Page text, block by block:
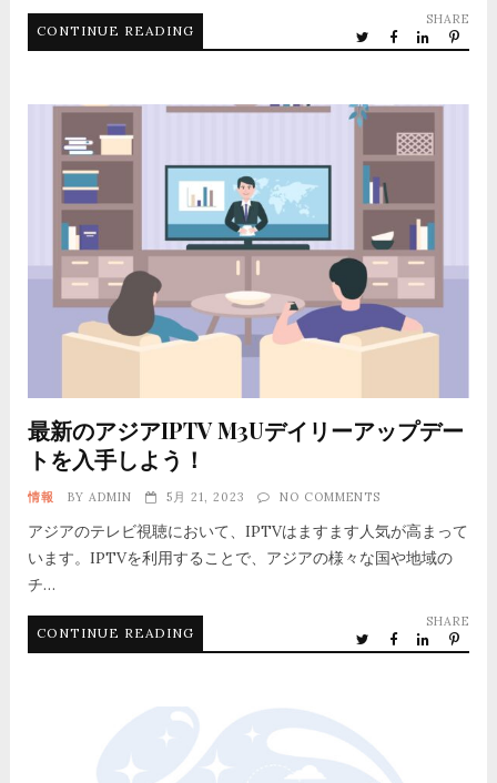
CONTINUE READING
SHARE
最新のアジアIPTV M3Uデイリーアップデー
トを入手しよう！
情報 BY ADMIN 5月 21, 2023 NO COMMENTS
アジアのテレビ視聴において、IPTVはますます人気が高まって
います。IPTVを利用することで、アジアの様々な国や地域の
チ…
CONTINUE READING
SHARE